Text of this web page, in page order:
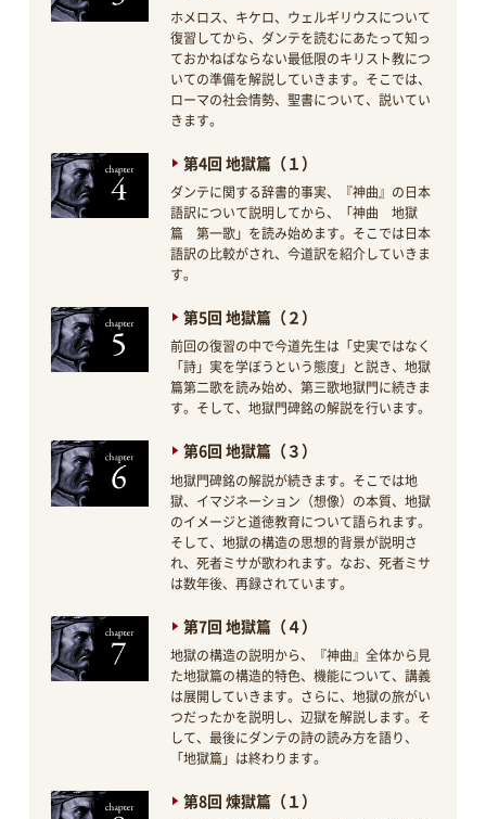
ホメロス、キケロ、ウェルギリウスについて
復習してから、ダンテを読むにあたって知っ
ておかねばならない最低限のキリスト教につ
いての準備を解説していきます。そこでは、
ローマの社会情勢、聖書について、説いてい
きます。
第4回 地獄篇（１）
ダンテに関する辞書的事実、『神曲』の日本
語訳について説明してから、「神曲 地獄
篇 第一歌」を読み始めます。そこでは日本
語訳の比較がされ、今道訳を紹介していきま
す。
第5回 地獄篇（２）
前回の復習の中で今道先生は「史実ではなく
「詩」実を学ぼうという態度」と説き、地獄
篇第二歌を読み始め、第三歌地獄門に続きま
す。そして、地獄門碑銘の解説を行います。
第6回 地獄篇（３）
地獄門碑銘の解説が続きます。そこでは地
獄、イマジネーション（想像）の本質、地獄
のイメージと道徳教育について語られます。
そして、地獄の構造の思想的背景が説明さ
れ、死者ミサが歌われます。なお、死者ミサ
は数年後、再録されています。
第7回 地獄篇（４）
地獄の構造の説明から、『神曲』全体から見
た地獄篇の構造的特色、機能について、講義
は展開していきます。さらに、地獄の旅がい
つだったかを説明し、辺獄を解説します。そ
して、最後にダンテの詩の読み方を語り、
「地獄篇」は終わります。
第8回 煉獄篇（１）